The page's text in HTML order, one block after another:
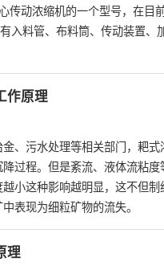
传动浓缩机的一个型号，在目
入料管、布料筒、传动装置、
作原理
、污水处理等相关部门，耙式
过程。但是紊流、液体流粘
小这种影响越明显，这不但
表现为细粒矿物的流失。
理